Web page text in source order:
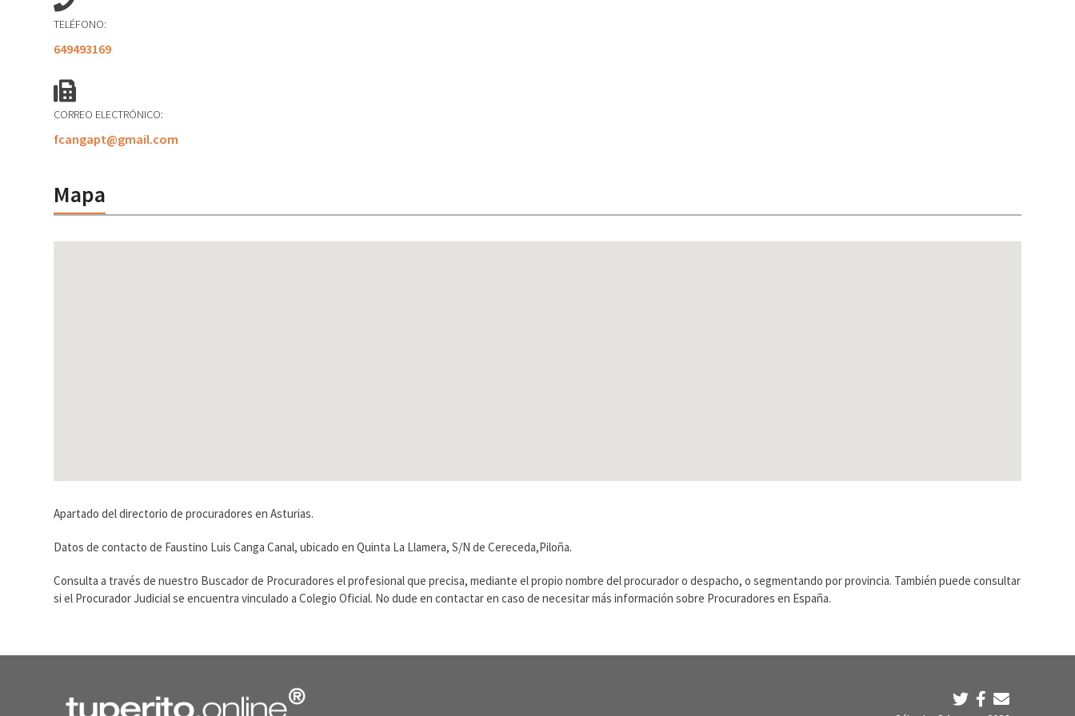
TELÉFONO:
649493169
CORREO ELECTRÓNICO:
fcangapt@gmail.com
Mapa
Apartado del directorio de procuradores en Asturias.
Datos de contacto de Faustino Luis Canga Canal, ubicado en Quinta La Llamera, S/N de Cereceda,Piloña.
Consulta a través de nuestro Buscador de Procuradores el profesional que precisa, mediante el propio nombre del procurador o despacho, o segmentando por provincia. También puede consultar
si el Procurador Judicial se encuentra vinculado a Colegio Oficial. No dude en contactar en caso de necesitar más información sobre Procuradores en España.